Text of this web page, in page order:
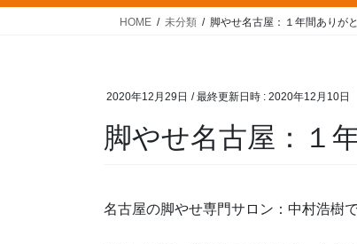
HOME 未分類 脚やせ名古屋：１年間ありが
2020年12月29日 / 最終更新日時 : 2020年12月10日
脚やせ名古屋：１
名古屋の脚やせ専門サロン：中村浩樹で